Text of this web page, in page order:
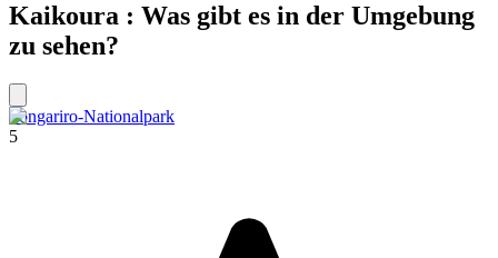
Kaikoura : Was gibt es in der Umgebung
zu sehen?
Tongariro-Nationalpark
5